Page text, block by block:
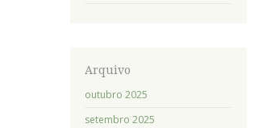
Arquivo
outubro 2025
setembro 2025